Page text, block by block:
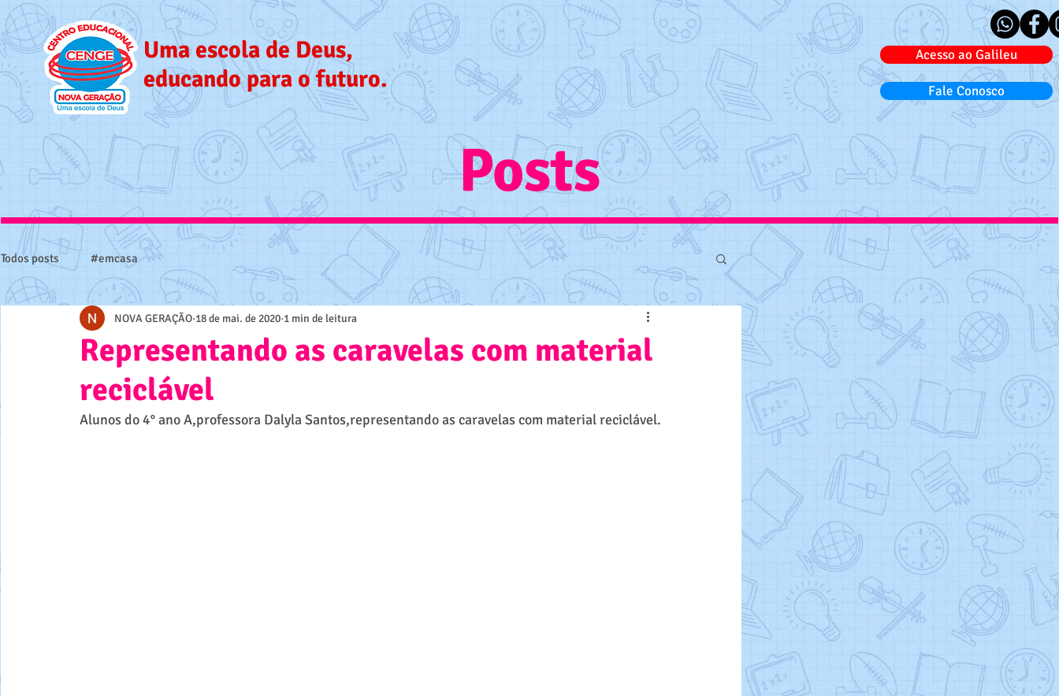
Uma escola de Deus,
educando para o futuro.
Acesso ao Galileu
Fale Conosco
Posts
Todos posts #emcasa
Representando as caravelas com material
reciclável
NOVA GERAÇÃO 18 de mai. de 2020 1 min de leitura
Alunos do 4° ano A,professora Dalyla Santos,representando as caravelas com material reciclável.